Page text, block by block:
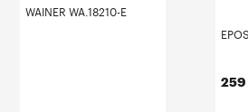
WAINER WA.18210-E